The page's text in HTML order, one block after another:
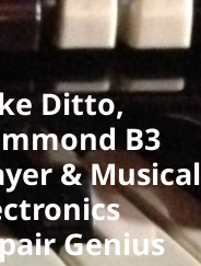
Ditto,
B3
& Musical
Genius